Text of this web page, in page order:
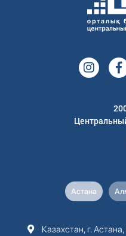
Астана
Казахстан, г. Астана,